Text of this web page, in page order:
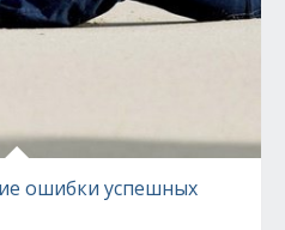
ошибки успешных